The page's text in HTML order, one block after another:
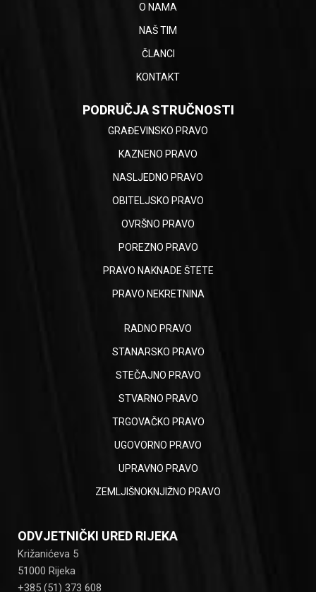
O NAMA
NAŠ TIM
ČLANCI
KONTAKT
PODRUČJA STRUČNOSTI
GRAĐEVINSKO PRAVO
KAZNENO PRAVO
NASLJEDNO PRAVO
OBITELJSKO PRAVO
OVRŠNO PRAVO
POREZNO PRAVO
PRAVO NAKNADE ŠTETE
PRAVO NEKRETNINA
RADNO PRAVO
STANARSKO PRAVO
STEČAJNO PRAVO
STVARNO PRAVO
TRGOVAČKO PRAVO
UGOVORNO PRAVO
UPRAVNO PRAVO
ZEMLJIŠNOKNJIŽNO PRAVO
ODVJETNIČKI URED RIJEKA
Križanićeva 5
51000 Rijeka
+385 (51) 373 608